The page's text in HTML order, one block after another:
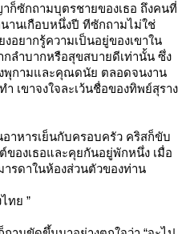
ซักถามบุตรชายของเธอ ถึงคนที่
านเกือบหนึ่งปี ทีซักถามไม่ใช่
งอยากรู้ความเป็นอยู่ของเขาใน
กลำบากหรือสุขสบายดีเท่านั้น ซึ่ง
งพุกามและคุณดนัย ตลอดจนงาน
เขาจงใจละเว้นชื่อของทิพย์สุราง
าหารเย็นกับครอบครัว คริสก็ขับ
ของเธอและคุยกันอยู่พักหนึ่ง เมื่อ
ารดาในห้องส่วนตัวของท่าน
ทย ”